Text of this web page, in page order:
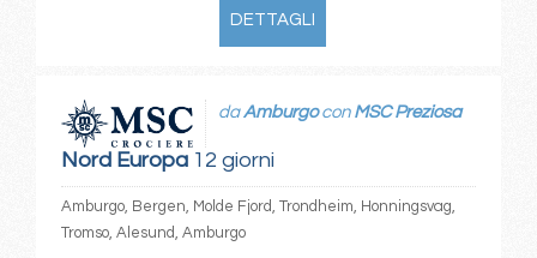
DETTAGLI
Nord Europa12 giorni
daAmburgocon MSC Preziosa
Amburgo, Bergen, Molde Fjord, Trondheim, Honningsvag,
Tromso, Alesund, Amburgo